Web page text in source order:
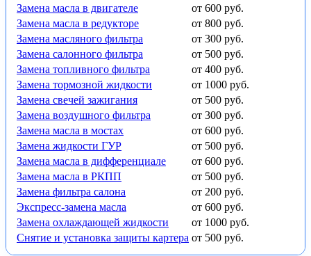
Замена масла в двигателе
от 600 руб.
Замена масла в редукторе
от 800 руб.
Замена масляного фильтра
от 300 руб.
Замена салонного фильтра
от 500 руб.
Замена топливного фильтра
от 400 руб.
Замена тормозной жидкости
от 1000 руб.
Замена свечей зажигания
от 500 руб.
Замена воздушного фильтра
от 300 руб.
Замена масла в мостах
от 600 руб.
Замена жидкости ГУР
от 500 руб.
Замена масла в дифференциале
от 600 руб.
Замена масла в РКПП
от 500 руб.
Замена фильтра салона
от 200 руб.
Экспресс-замена масла
от 600 руб.
Замена охлаждающей жидкости
от 1000 руб.
Снятие и установка защиты картера от 500 руб.